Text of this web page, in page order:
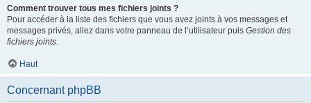
Comment trouver tous mes fichiers joints ?
Pour accéder à la liste des fichiers que vous avez joints à vos messages et
messages privés, allez dans votre panneau de l’utilisateur puis Gestion des
fichiers joints.
Haut
Concernant phpBB